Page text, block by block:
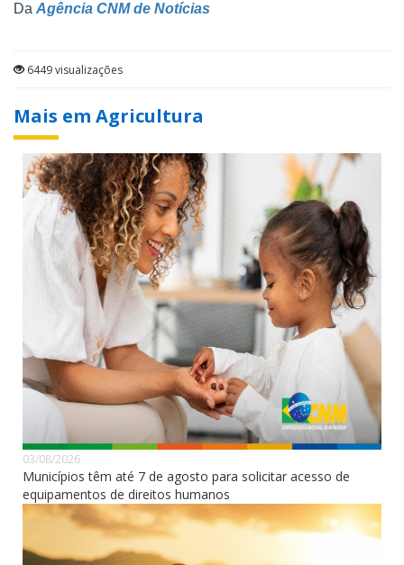
Da Agência CNM de Notícias
6449 visualizações
Mais em Agricultura
03/08/2026
Municípios têm até 7 de agosto para solicitar acesso de
equipamentos de direitos humanos